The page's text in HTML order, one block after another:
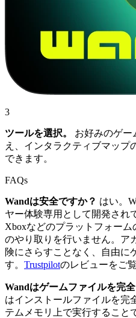
3
ツールを選択。
お好みのゲー
え、インタラクティブマップ
できます。
FAQs
Wandは安全ですか？ はい。
ヤー体験専用として開発され
Xboxなどのプラットフォー
のやり取りを行いません。ア
険にさらすことなく、自由に
す。 Trustpilotのレビューをご
Wandはゲームファイルを完
はインストールファイルを完
テムメモリ上で実行すること